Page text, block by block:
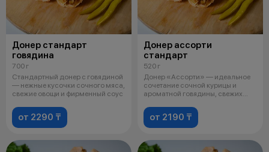
Донер стандарт
говядина
700 г
Стандартный донер с говядиной
— нежные кусочки сочного мяса,
свежие овощи и фирменный соус
от 2290 ₸
Донер ассорти
стандарт
520 г
Донер «Ассорти» — идеальное
сочетание сочной курицы и
ароматной говядины, свежих
от 2190 ₸